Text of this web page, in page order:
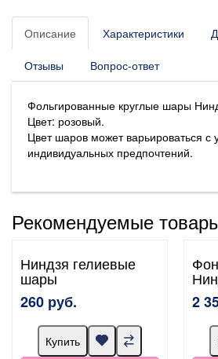
Описание Характеристики
Отзывы Вопрос-ответ
Фольгированные круглые шары
Цвет: розовый.
Цвет шаров может варьироваться с
индивидуальных предпочтений.
Рекомендуемые
Ниндзя гелиевые
шары
260 руб.
Купить
2